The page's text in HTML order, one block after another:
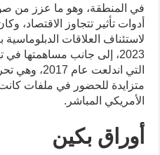
في المنطقة، وهو ما عزز من
أدوات تأثير تتجاوز الاقتصاد،
لاستئناف العلاقات
2023، إلى جانب مساهمتها في
التي اندلعت
متزايدة للحضور في ملفات
الأمريكي المباشر.
أوراق بكين